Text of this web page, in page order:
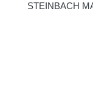
STEINBACH